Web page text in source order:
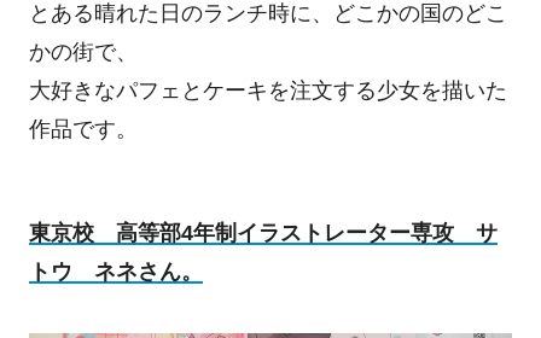
とある晴れた日のランチ時に、どこかの国のどこ
かの街で、
大好きなパフェとケーキを注文する少女を描いた
作品です。
東京校 高等部4年制イラストレーター専攻 サ
トウ ネネさん。